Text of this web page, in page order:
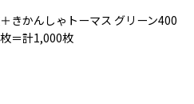
きかんしゃトーマス グリーン400
＝計1,000枚